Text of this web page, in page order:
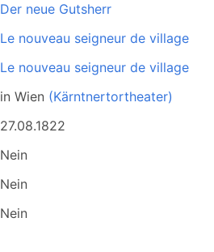
Der neue Gutsherr
Le nouveau seigneur de village
Le nouveau seigneur de village
inWien (Kärntnertortheater)
27.08.1822
Nein
Nein
Nein